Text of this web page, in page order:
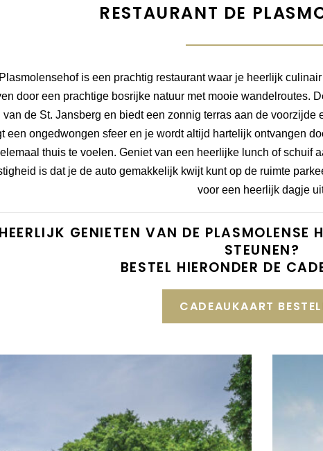
RESTAURANT DE
is een prachtig restaurant waar je heerlijk
door een prachtige bosrijke natuur met mooie wandelroutes.
van de St. Jansberg en biedt een zonnig terras aan de
een ongedwongen sfeer en je wordt altijd hartelijk ontvangen
thuis te voelen. Geniet van een heerlijke lunch of schuif
is dat je de auto gemakkelijk kwijt kunt op de ruimte
voor een heerlijk dagje
HEERLIJK GENIETEN VAN DE PLASMOLENSE
STEUNEN?
BESTEL HIERONDER DE
CADEAUKAART